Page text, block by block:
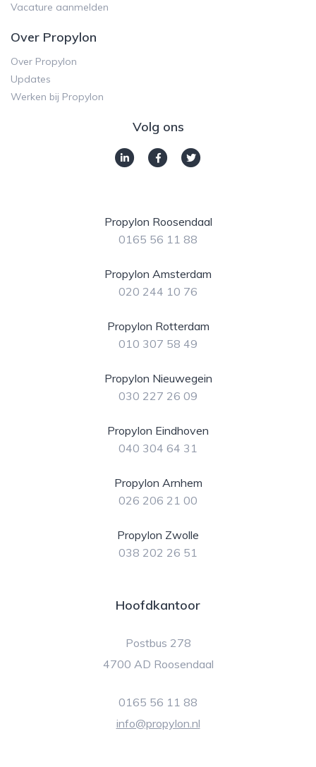
Vacature aanmelden
Over Propylon
Over Propylon
Updates
Werken bij Propylon
Volg ons
Propylon Roosendaal
0165 56 11 88
Propylon Amsterdam
020 244 10 76
Propylon Rotterdam
010 307 58 49
Propylon Nieuwegein
030 227 26 09
Propylon Eindhoven
040 304 64 31
Propylon Arnhem
026 206 21 00
Propylon Zwolle
038 202 26 51
Hoofdkantoor
Postbus 278
4700 AD Roosendaal
0165 56 11 88
info@propylon.nl